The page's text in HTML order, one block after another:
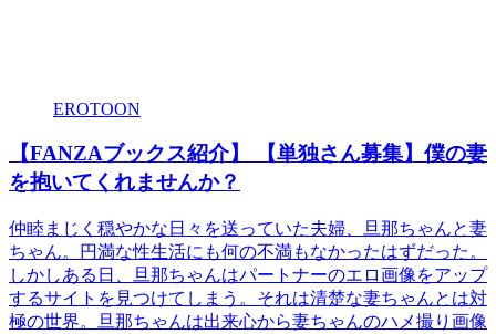
EROTOON
【FANZAブックス紹介】 【単独さん募集】僕の妻
を抱いてくれませんか？
仲睦まじく穏やかな日々を送っていた夫婦、旦那ちゃんと妻
ちゃん。円満な性生活にも何の不満もなかったはずだった。
しかしある日、旦那ちゃんはパートナーのエロ画像をアップ
するサイトを見つけてしまう。それは清楚な妻ちゃんとは対
極の世界。旦那ちゃんは出来心から妻ちゃんのハメ撮り画像